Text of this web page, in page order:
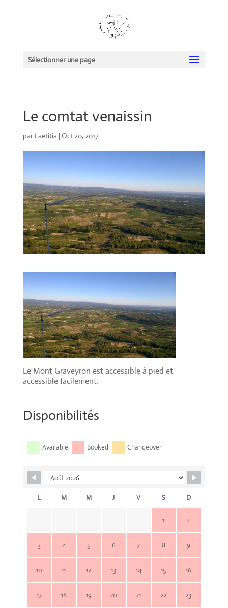
Sélectionner une page
Le comtat venaissin
par Laetitia |Oct 20, 2017
Le Mont Graveyron est accessible à pied et
accessible facilement.
Disponibilités
Available Booked Changeover
L M M J V S D
1 2
3 4 5 6 7 8 9
10 11 12 13 14 15 16
17 18 19 20 21 22 23